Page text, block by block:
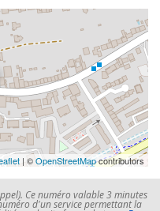
| ©OpenStreetMapcontributors
Ce numéro valable 3 minutes
d'un service permettant la